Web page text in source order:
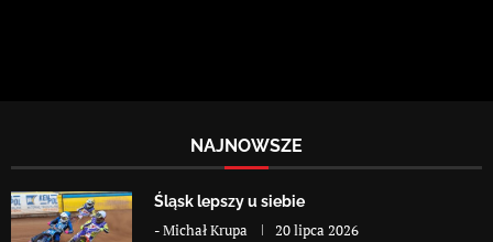
NAJNOWSZE
Śląsk lepszy u siebie
-Michał Krupa 20 lipca 2026